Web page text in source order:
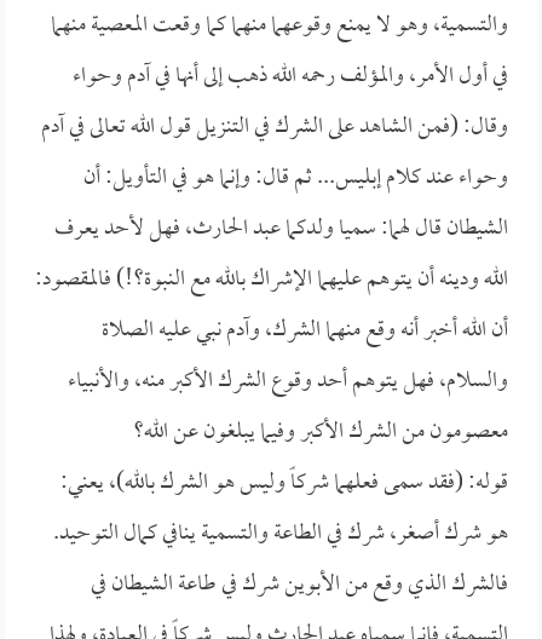
والتسمية، وهو لا يمنع وقوعهما منهما كما وقعت المعصية منهما
في أول الأمر، والمؤلف رحمه الله ذهب إلى أنها في آدم وحواء
وقال: (فمن الشاهد على الشرك في التنزيل قول الله تعالى في آدم
وحواء عند كلام إبليس... ثم قال: وإنما هو في التأويل: أن
الشيطان قال لهما: سميا ولدكما عبد الحارث، فهل لأحد يعرف
الله ودينه أن يتوهم عليهما الإشراك بالله مع النبوة؟!) فالمقصود:
أن الله أخبر أنه وقع منهما الشرك، وآدم نبي عليه الصلاة
والسلام، فهل يتوهم أحد وقوع الشرك الأكبر منه، والأنبياء
معصومون من الشرك الأكبر وفيما يبلغون عن الله؟
قوله: (فقد سمى فعلهما شركاً وليس هو الشرك بالله)، يعني:
هو شرك أصغر، شرك في الطاعة والتسمية ينافي كمال التوحيد.
فالشرك الذي وقع من الأبوين شرك في طاعة الشيطان في